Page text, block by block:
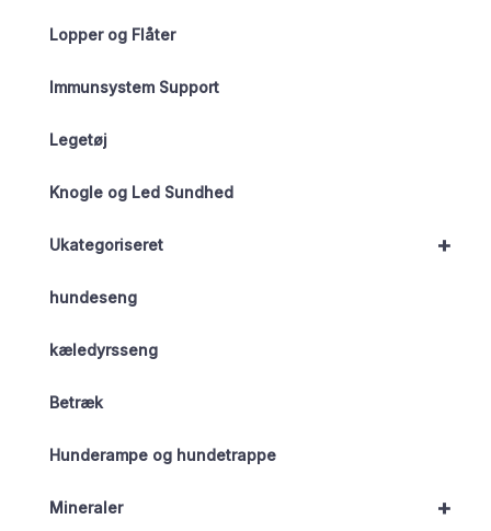
Lopper og Flåter
Immunsystem Support
Legetøj
Knogle og Led Sundhed
+
Ukategoriseret
hundeseng
kæledyrsseng
Betræk
Hunderampe og hundetrappe
+
Mineraler